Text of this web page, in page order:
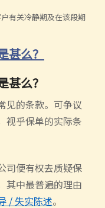
有关冷静期及在该段期
甚么？
甚么？
见的条款。可争议
视乎保单的实际条
司便有权去质疑保
其中最普遍的理由
/失实陈述。